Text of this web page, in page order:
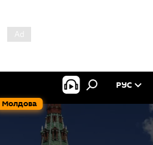
Молдова
РУС